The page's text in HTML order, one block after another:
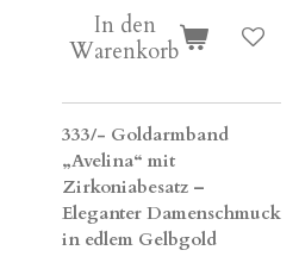
In den
Warenkorb
333/- Goldarmband
„Avelina“ mit
Zirkoniabesatz –
Eleganter Damenschmuck
in edlem Gelbgold